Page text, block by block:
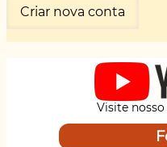
Visite